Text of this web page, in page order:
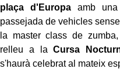
plaça d'Europa amb
passejada de vehicles
la master class de
relleu a la Cursa
s'haurà celebrat al mateix